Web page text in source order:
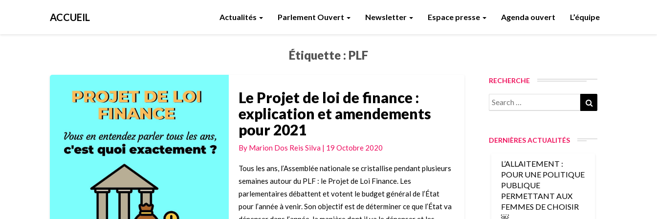
ACCUEIL Actualités Parlement Ouvert Newsletter Espace presse Agenda ouvert L’équipe
Étiquette : PLF
Le
de
loi
de
:
explication
et
amendements
Le Projet de loi de finance :
explication et amendements
pour 2021
By Marion Dos Reis Silva | 19 Octobre 2020
Tous les ans, l’Assemblée nationale se cristallise pendant plusieurs
semaines autour du PLF : le Projet de Loi Finance. Les
parlementaires débattent et votent le budget général de l’État
pour l’année à venir. Son objectif est de déterminer ce que l’État va
RECHERCHE
Search
for:
DERNIÈRES ACTUALITÉS
L’ALLAITEMENT :
POUR UNE POLITIQUE
PUBLIQUE
PERMETTANT AUX
FEMMES DE CHOISIR